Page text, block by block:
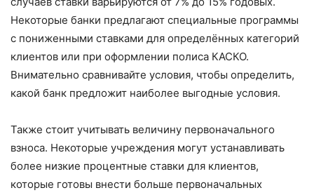
Некоторые банки предлагают специальные программы
с пониженными ставками для определённых категорий
клиентов или при оформлении полиса КАСКО.
Внимательно сравнивайте условия, чтобы определить,
какой банк предложит наиболее выгодные условия.
Также стоит учитывать величину первоначального
взноса. Некоторые учреждения могут устанавливать
более низкие процентные ставки для клиентов,
которые готовы внести больше первоначальных